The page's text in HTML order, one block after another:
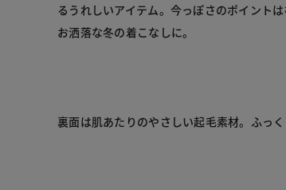
るうれしいアイテム。今っぽさのポイント
お洒落な冬の着こなしに。
裏面は肌あたりのやさしい起毛素材。ふっく